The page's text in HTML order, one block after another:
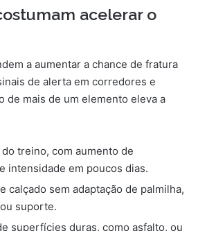
acelerar o
a aumentar a chance de fratura
de alerta em corredores e
de mais de um elemento eleva a
treino, com aumento de
intensidade em poucos dias.
calçado sem adaptação de palmilha,
suporte.
superfícies duras, como asfalto, ou